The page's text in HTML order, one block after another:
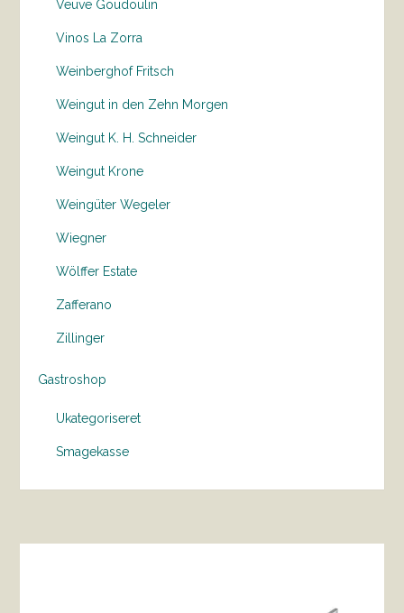
Veuve Goudoulin
Vinos La Zorra
Weinberghof Fritsch
Weingut in den Zehn Morgen
Weingut K. H. Schneider
Weingut Krone
Weingüter Wegeler
Wiegner
Wölffer Estate
Zafferano
Zillinger
Gastroshop
Ukategoriseret
Smagekasse